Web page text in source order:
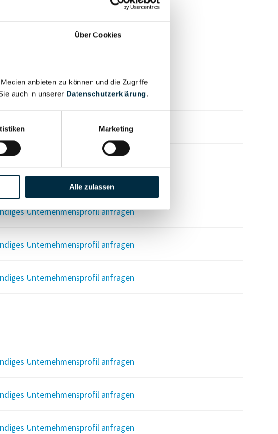
Über Cookies
anbieten zu können und die Zugriffe
auch in unserer Datenschutzerklärung.
Marketing
Alle zulassen
Nutzer
Unternehmensprofil anfragen
Unternehmensprofil anfragen
Unternehmensprofil anfragen
Unternehmensprofil anfragen
Unternehmensprofil anfragen
Unternehmensprofil anfragen
Unternehmensprofil anfragen